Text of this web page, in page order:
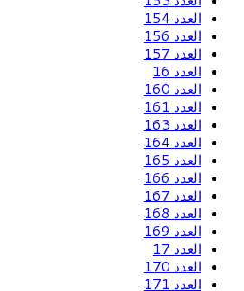
العدد 154
العدد 156
العدد 157
العدد 16
العدد 160
العدد 161
العدد 163
العدد 164
العدد 165
العدد 166
العدد 167
العدد 168
العدد 169
العدد 17
العدد 170
العدد 171